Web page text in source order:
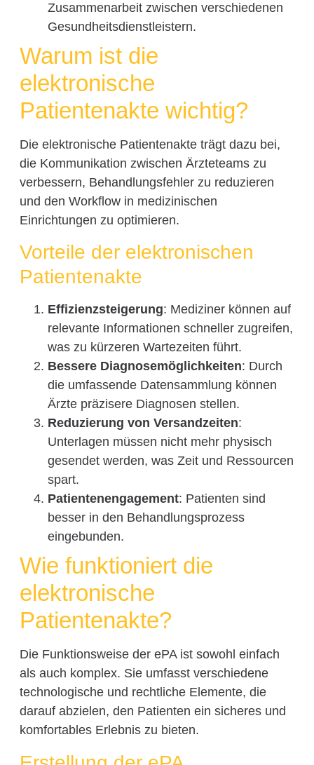
Zusammenarbeit zwischen verschiedenen
Gesundheitsdienstleistern.
Warum ist die
elektronische
Patientenakte wichtig?
Die elektronische Patientenakte trägt dazu bei,
die Kommunikation zwischen Ärzteteams zu
verbessern, Behandlungsfehler zu reduzieren
und den Workflow in medizinischen
Einrichtungen zu optimieren.
Vorteile der elektronischen
Patientenakte
Effizienzsteigerung: Mediziner können auf
relevante Informationen schneller zugreifen,
was zu kürzeren Wartezeiten führt.
Bessere Diagnosemöglichkeiten: Durch
die umfassende Datensammlung können
Ärzte präzisere Diagnosen stellen.
Reduzierung von Versandzeiten:
Unterlagen müssen nicht mehr physisch
gesendet werden, was Zeit und Ressourcen
spart.
Patientenengagement: Patienten sind
besser in den Behandlungsprozess
eingebunden.
Wie funktioniert die
elektronische
Patientenakte?
Die Funktionsweise der ePA ist sowohl einfach
als auch komplex. Sie umfasst verschiedene
technologische und rechtliche Elemente, die
darauf abzielen, den Patienten ein sicheres und
komfortables Erlebnis zu bieten.